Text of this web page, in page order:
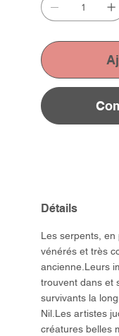
Détails
Les serpents,
vénérés et très
ancienne.Leurs
trouvent dans et
survivants la
Nil.Les artistes
créatures belles